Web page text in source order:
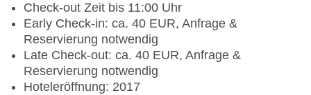
Check-out Zeit bis 11:00 Uhr
Early Check-in: ca. 40 EUR, Anfrage &
Reservierung notwendig
Late Check-out: ca. 40 EUR, Anfrage &
Reservierung notwendig
Hoteleröffnung: 2017